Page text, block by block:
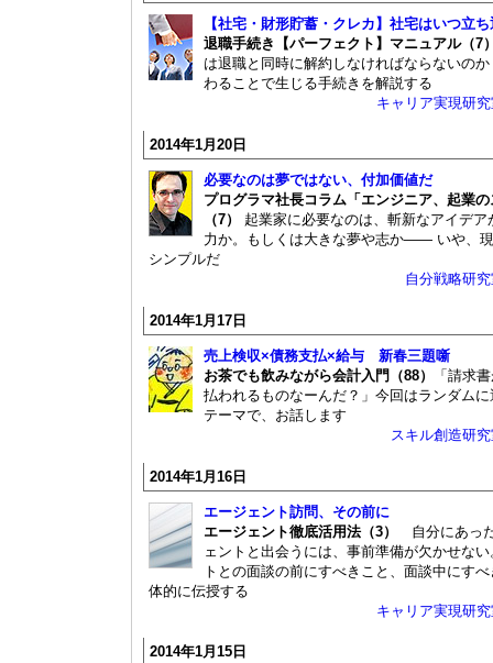
【社宅・財形貯蓄・クレカ】社宅はいつ立
退職手続き【パーフェクト】マニュアル（
は退職と同時に解約しなければならないの
わることで生じる手続きを解説する
キャリア実現研
2014年1月20日
必要なのは夢ではない、付加価値だ
プログラマ社長コラム「エンジニア、起業
（7）
起業家に必要なのは、斬新なアイデア
力か。もしくは大きな夢や志か―― いや、
シンプルだ
自分戦略研
2014年1月17日
売上検収×債務支払×給与 新春三題噺
お茶でも飲みながら会計入門（88）
「請求
払われるものなーんだ？」今回はランダム
テーマで、お話します
スキル創造研
2014年1月16日
エージェント訪問、その前に
エージェント徹底活用法（3） 自分にあっ
ェントと出会うには、事前準備が欠かせな
トとの面談の前にすべきこと、面談中にす
体的に伝授する
キャリア実現研
2014年1月15日